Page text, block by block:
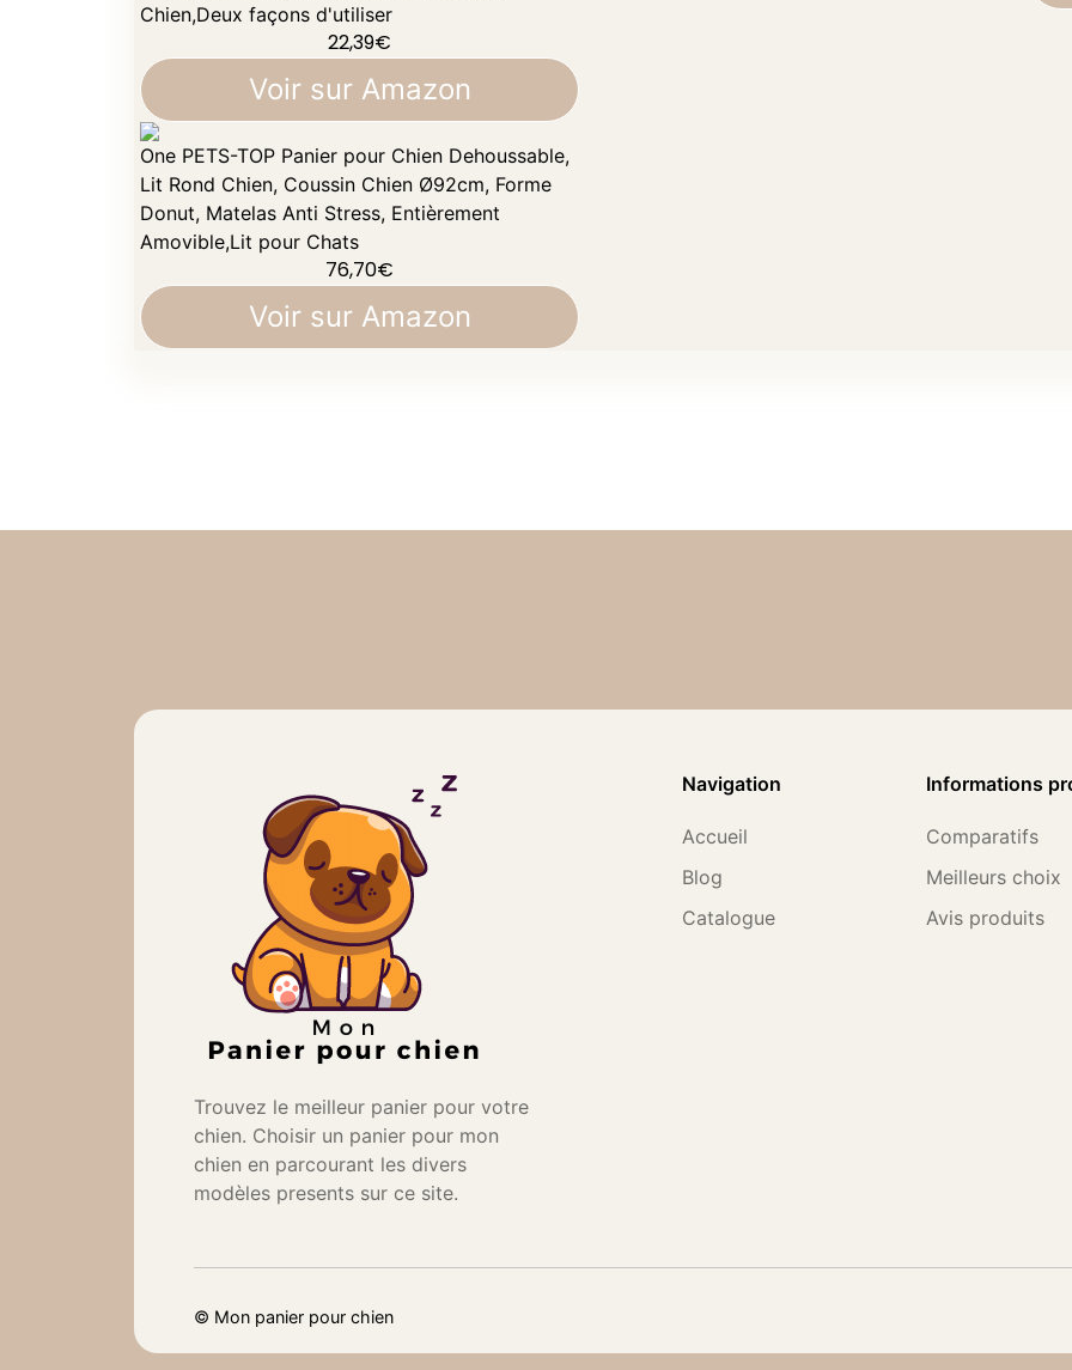
Chien,Deux façons d'utiliser
22,39€
Voir sur Amazon
One PETS-TOP Panier pour Chien Dehoussable,
Lit Rond Chien, Coussin Chien Ø92cm, Forme
Donut, Matelas Anti Stress, Entièrement
Amovible,Lit pour Chats
76,70€
Voir sur Amazon
Trouvez le meilleur panier pour votre
chien. Choisir un panier pour mon
chien en parcourant les divers
modèles presents sur ce site.
Navigation
Accueil
Blog
Catalogue
Informations
Comparatifs
Meilleurs choix
Avis produits
© Mon panier pour chien